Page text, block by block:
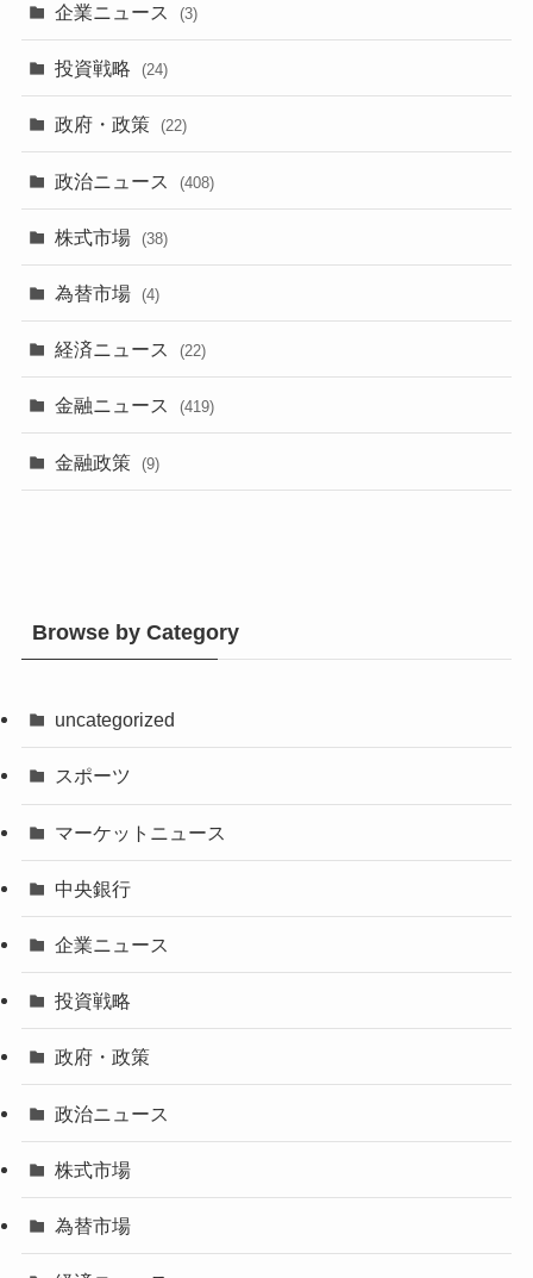
企業ニュース (3)
投資戦略 (24)
政府・政策 (22)
政治ニュース (408)
株式市場 (38)
為替市場 (4)
経済ニュース (22)
金融ニュース (419)
金融政策 (9)
Browse by Category
uncategorized
スポーツ
マーケットニュース
中央銀行
企業ニュース
投資戦略
政府・政策
政治ニュース
株式市場
為替市場